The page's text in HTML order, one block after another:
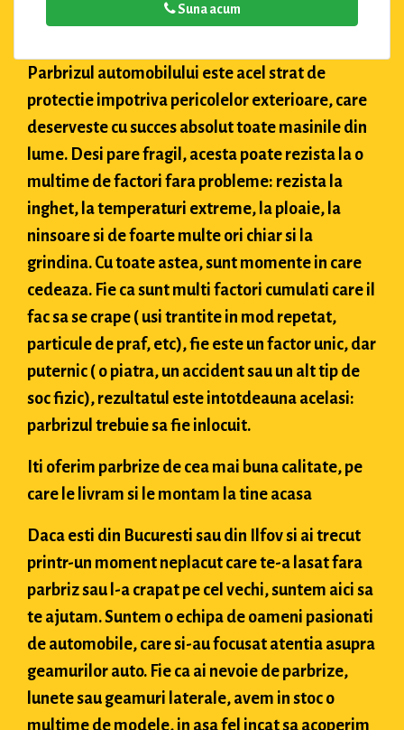
Suna acum
Parbrizul automobilului este acel strat de
protectie impotriva pericolelor exterioare, care
deserveste cu succes absolut toate masinile din
lume. Desi pare fragil, acesta poate rezista la o
multime de factori fara probleme: rezista la
inghet, la temperaturi extreme, la ploaie, la
ninsoare si de foarte multe ori chiar si la
grindina. Cu toate astea, sunt momente in care
cedeaza. Fie ca sunt multi factori cumulati care il
fac sa se crape ( usi trantite in mod repetat,
particule de praf, etc), fie este un factor unic, dar
puternic ( o piatra, un accident sau un alt tip de
soc fizic), rezultatul este intotdeauna acelasi:
parbrizul trebuie sa fie inlocuit.
Iti oferim parbrize de cea mai buna calitate, pe
care le livram si le montam la tine acasa
Daca esti din Bucuresti sau din Ilfov si ai trecut
printr-un moment neplacut care te-a lasat fara
parbriz sau l-a crapat pe cel vechi, suntem aici sa
te ajutam. Suntem o echipa de oameni pasionati
de automobile, care si-au focusat atentia asupra
geamurilor auto. Fie ca ai nevoie de parbrize,
lunete sau geamuri laterale, avem in stoc o
multime de modele, in asa fel incat sa acoperim